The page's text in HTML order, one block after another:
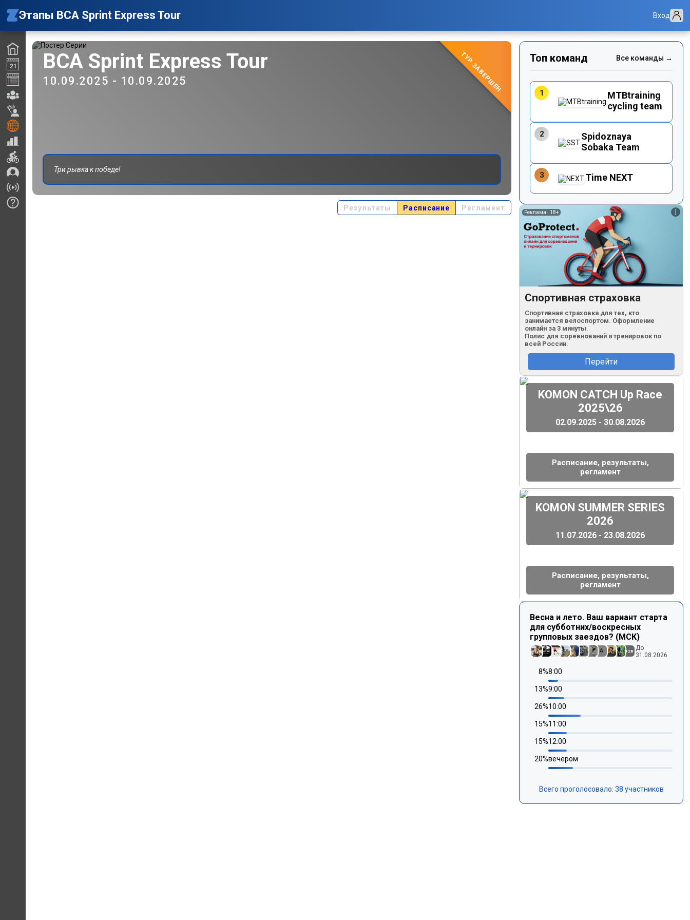
Этапы BCA Sprint Express Tour Вход
BCA Sprint Express Tour
10.09.2025 - 10.09.2025
Три рывка к победе!
ТУР ЗАВЕРШЕН
Результаты Расписание Регламент
Топ команд Все команды →
1
MTBtraining
cycling team
2
Spidoznaya
Sobaka Team
3 Time NEXT
Реклама · 18+
Спортивная страховка
Спортивная страховка для тех, кто
занимается велоспортом. Оформление
онлайн за 3 минуты.
Полис для соревнований и тренировок по
всей России.
Перейти
(
KOMON CATCH Up Race
2025\26
02.09.2025 - 30.08.2026
Расписание, результаты,
регламент
)
(
KOMON SUMMER SERIES
2026
11.07.2026 - 23.08.2026
Расписание, результаты,
регламент
)
Весна и лето. Ваш вариант старта
для субботних/воскресных
групповых заездов? (МСК)
A +28
До
31.08.2026
8%8:00
13%9:00
26%10:00
15%11:00
15%12:00
20%вечером
Всего проголосовало: 38 участников